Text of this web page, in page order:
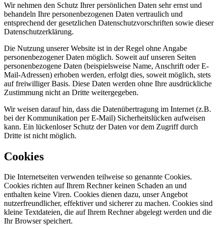
Wir nehmen den Schutz Ihrer persönlichen Daten sehr ernst und
behandeln Ihre personenbezogenen Daten vertraulich und
entsprechend der gesetzlichen Datenschutzvorschriften sowie dieser
Datenschutzerklärung.
Die Nutzung unserer Website ist in der Regel ohne Angabe
personenbezogener Daten möglich. Soweit auf unseren Seiten
personenbezogene Daten (beispielsweise Name, Anschrift oder E-
Mail-Adressen) erhoben werden, erfolgt dies, soweit möglich, stets
auf freiwilliger Basis. Diese Daten werden ohne Ihre ausdrückliche
Zustimmung nicht an Dritte weitergegeben.
Wir weisen darauf hin, dass die Datenübertragung im Internet (z.B.
bei der Kommunikation per E-Mail) Sicherheitslücken aufweisen
kann. Ein lückenloser Schutz der Daten vor dem Zugriff durch
Dritte ist nicht möglich.
Cookies
Die Internetseiten verwenden teilweise so genannte Cookies.
Cookies richten auf Ihrem Rechner keinen Schaden an und
enthalten keine Viren. Cookies dienen dazu, unser Angebot
nutzerfreundlicher, effektiver und sicherer zu machen. Cookies sind
kleine Textdateien, die auf Ihrem Rechner abgelegt werden und die
Ihr Browser speichert.